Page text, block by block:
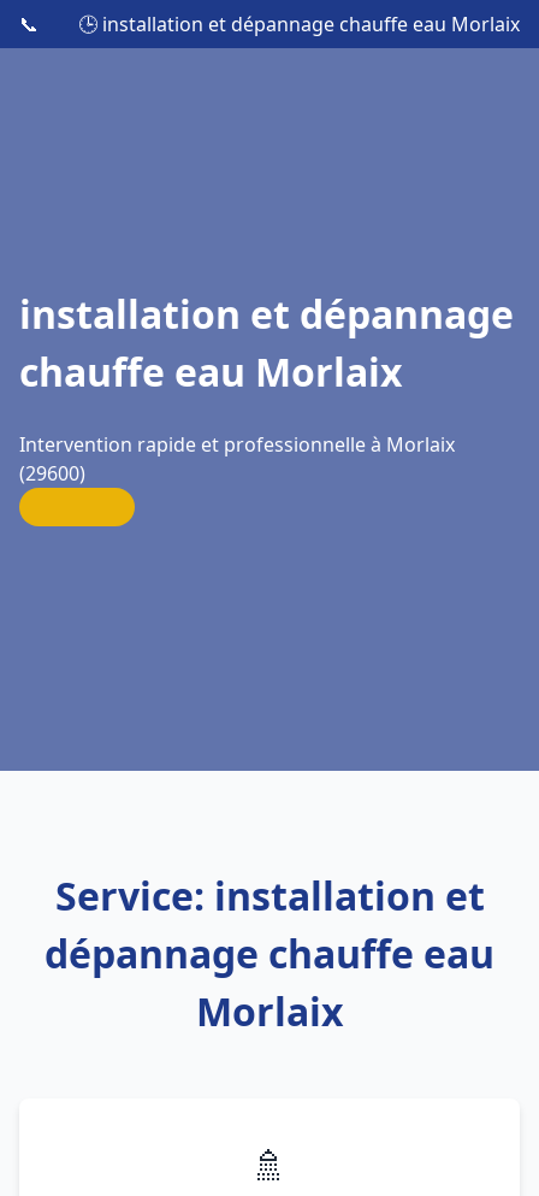
📞 🕒 installation et dépannage chauffe eau Morlaix
installation et dépannage
chauffe eau Morlaix
Intervention rapide et professionnelle à Morlaix
(29600)
Service: installation et
dépannage chauffe eau
Morlaix
🚿